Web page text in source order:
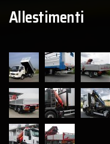
Allestimenti